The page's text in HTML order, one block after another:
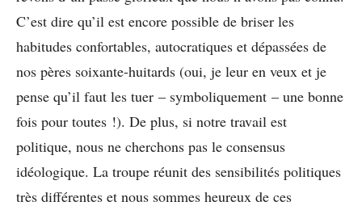
C’est dire qu’il est encore possible de briser les
habitudes confortables, autocratiques et dépassées de
nos pères soixante-huitards (oui, je leur en veux et je
pense qu’il faut les tuer – symboliquement – une bonne
fois pour toutes !). De plus, si notre travail est
politique, nous ne cherchons pas le consensus
idéologique. La troupe réunit des sensibilités politiques
très différentes et nous sommes heureux de ces